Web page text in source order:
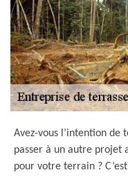
Avez-vous l’intention
passer à un autre projet
pour votre terrain ?